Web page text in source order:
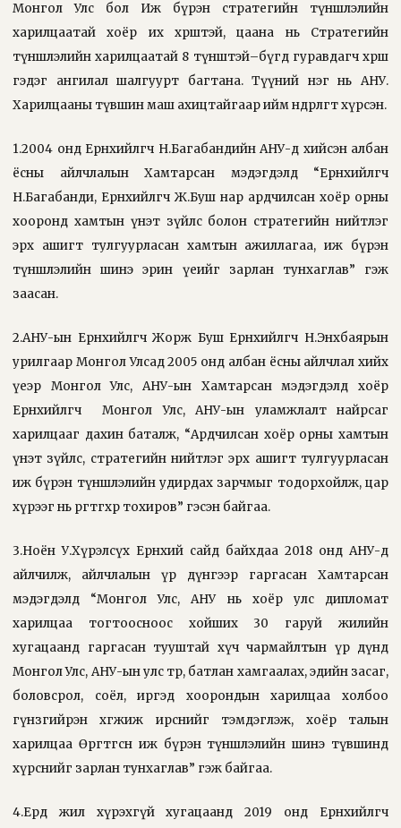
Монгол Улс бол Иж бүрэн стратегийн түншлэлийн
харилцаатай хоёр их хөрштэй, цаана нь Стратегийн
түншлэлийн харилцаатай 8 түнштэй–бүгд гуравдагч хөрш
гэдэг ангилал шалгуурт багтана. Түүний нэг нь АНУ.
Харилцааны түвшин маш ахицтайгаар ийм өндөрлөгт хүрсэн.
1.2004 онд Ерөнхийлөгч Н.Багабандийн АНУ-д хийсэн албан
ёсны айлчлалын Хамтарсан мэдэгдэлд “Ерөнхийлөгч
Н.Багабанди, Ерөнхийлөгч Ж.Буш нар ардчилсан хоёр орны
хооронд хамтын үнэт зүйлс болон стратегийн нийтлэг
эрх ашигт тулгуурласан хамтын ажиллагаа, иж бүрэн
түншлэлийн шинэ эрин үеийг зарлан тунхаглав” гэж
заасан.
2.AНУ-ын Ерөнхийлөгч Жорж Буш Ерөнхийлөгч Н.Энхбаярын
урилгаар Монгол Улсад 2005 онд албан ёсны айлчлал хийх
үеэр Монгол Улс, АНУ-ын Хамтарсан мэдэгдэлд хоёр
Ерөнхийлөгч
Монгол Улс, АНУ-ын уламжлалт найрсаг
харилцааг дахин баталж, “Ардчилсан хоёр орны хамтын
үнэт зүйлс, стратегийн нийтлэг эрх ашигт тулгуурласан
иж бүрэн түншлэлийн удирдах зарчмыг тодорхойлж, цар
хүрээг нь өргөтгөхөөр тохиров” гэсэн байгаа.
3.Ноён У.Хүрэлсүх Ерөнхий сайд байхдаа 2018 онд АНУ-д
айлчилж, айлчлалын үр дүнгээр гаргасан Хамтарсан
мэдэгдэлд “Монгол Улс, АНУ нь хоёр улс дипломат
харилцаа тогтоосноос хойших 30 гаруй жилийн
хугацаанд гаргасан тууштай хүч чармайлтын үр дүнд
Монгол Улс, АНУ-ын улс төр, батлан хамгаалах, эдийн засаг,
боловсрол, соёл, иргэд хоорондын харилцаа холбоо
гүнзгийрэн хөгжиж ирснийг тэмдэглэж, хоёр талын
харилцаа Өргөтгөсөн иж бүрэн түншлэлийн шинэ түвшинд
хүрснийг зарлан тунхаглав” гэж байгаа.
4.Ердөө жил хүрэхгүй хугацаанд 2019 онд Ерөнхийлөгч